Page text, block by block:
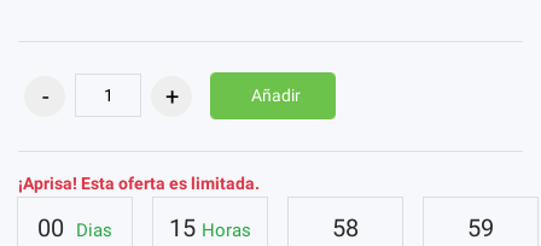
Añadir
¡Aprisa! Esta oferta es limitada.
00 Dias 15 Horas 58 58